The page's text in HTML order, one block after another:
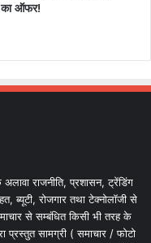
का ऑफर!
राजनीति, प्रशासन, ट्रेंडिंग
रोजगार तथा टेक्नोलॉजी से
से सम्बंधित किसी भी तरह के
प्रस्तुत सामग्री ( समाचार / फोटो